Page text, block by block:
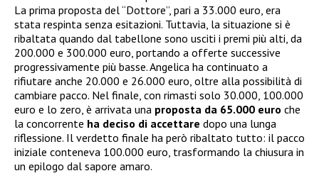
La prima proposta del “Dottore”, pari a 33.000 euro, era
stata respinta senza esitazioni. Tuttavia, la situazione si è
ribaltata quando dal tabellone sono usciti i premi più alti, da
200.000 e 300.000 euro, portando a offerte successive
progressivamente più basse. Angelica ha continuato a
rifiutare anche 20.000 e 26.000 euro, oltre alla possibilità di
cambiare pacco. Nel finale, con rimasti solo 30.000, 100.000
euro e lo zero, è arrivata una proposta da 65.000 euro che
la concorrente ha deciso di accettare dopo una lunga
riflessione. Il verdetto finale ha però ribaltato tutto: il pacco
iniziale conteneva 100.000 euro, trasformando la chiusura in
un epilogo dal sapore amaro.